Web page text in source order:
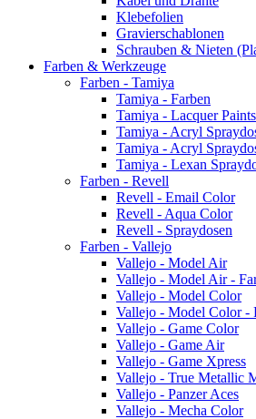
Klebefolien
Gravierschablonen
Schrauben & Nieten
Farben & Werkzeuge
Farben - Tamiya
Tamiya - Farben
Tamiya - Lacquer
Tamiya - Acryl
Tamiya - Acryl
Tamiya - Lexan
Farben - Revell
Revell - Email Color
Revell - Aqua Color
Revell - Spraydosen
Farben - Vallejo
Vallejo - Model Air
Vallejo - Model Air -
Vallejo - Model Color
Vallejo - Model Color -
Vallejo - Game Color
Vallejo - Game Air
Vallejo - Game Xpress
Vallejo - True Metallic
Vallejo - Panzer Aces
Vallejo - Mecha Color